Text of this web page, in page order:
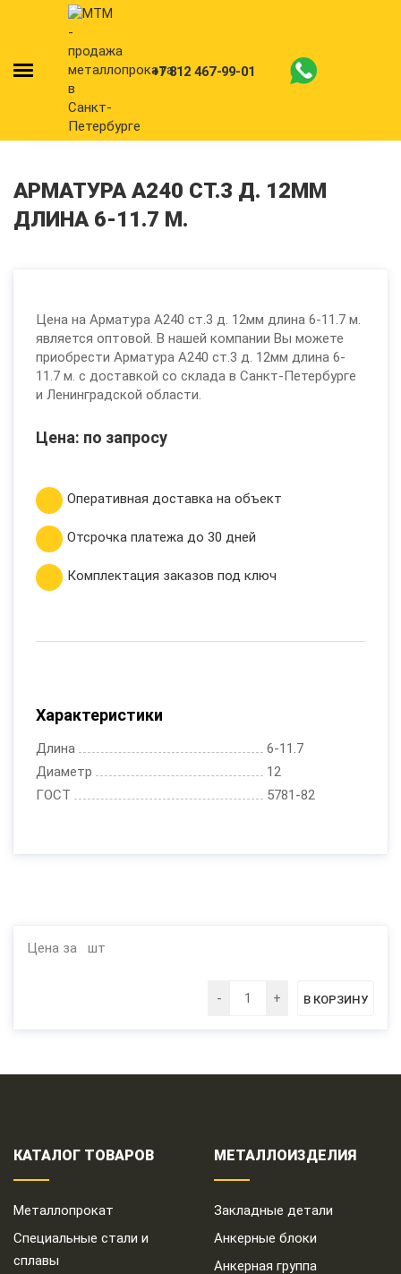
+7 812 467-99-01
АРМАТУРА А240 СТ.3 Д. 12ММ
ДЛИНА 6-11.7 М.
Цена на Арматура А240 ст.3 д. 12мм длина 6-11.7 м.
является оптовой. В нашей компании Вы можете
приобрести Арматура А240 ст.3 д. 12мм длина 6-
11.7 м. с доставкой со склада в Санкт-Петербурге
и Ленинградской области.
Цена: по запросу
Оперативная доставка на объект
Отсрочка платежа до 30 дней
Комплектация заказов под ключ
Характеристики
Длина
6-11.7
Диаметр
12
ГОСТ
5781-82
Цена за шт
КАТАЛОГ ТОВАРОВ
Металлопрокат
Специальные стали и
сплавы
МЕТАЛЛОИЗДЕЛИЯ
Закладные детали
Анкерные блоки
Анкерная группа